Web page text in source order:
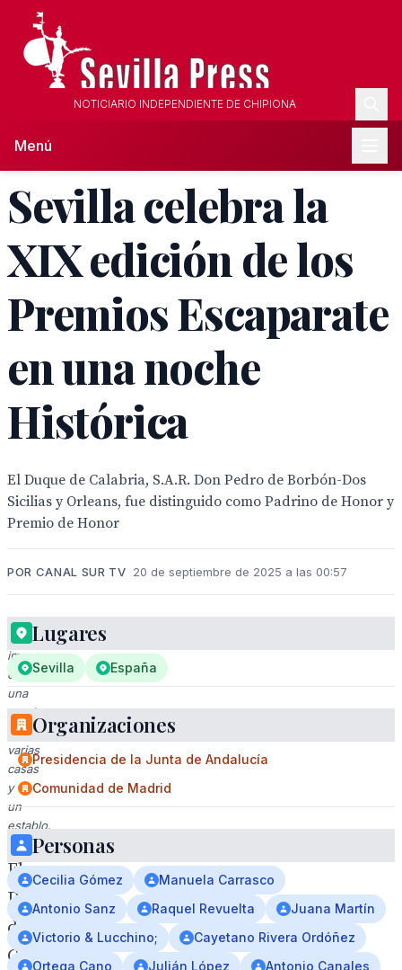
NOTICIARIO INDEPENDIENTE DE CHIPIONA
Menú
Sevilla celebra la
XIX edición de los
Premios Escaparate
en una noche
Histórica
El Duque de Calabria, S.A.R. Don Pedro de Borbón-Dos
Sicilias y Orleans, fue distinguido como Padrino de Honor y
Premio de Honor
POR CANAL SUR TV 20 de septiembre de 2025 a las 00:57
Una
imagen
de
una
granja
con
varias
casas
y
un
establo.
El
Duque
de
Calabria,
Lugares
Sevilla España
Organizaciones
Presidencia de la Junta de Andalucía
Comunidad de Madrid
Personas
Cecilia Gómez
Manuela Carrasco
Antonio Sanz
Raquel Revuelta
Juana Martín
Victorio & Lucchino;
Cayetano Rivera Ordóñez
Ortega Cano
Julián López
Antonio Canales